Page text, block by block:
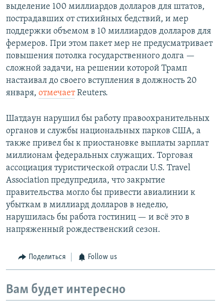
выделение 100 миллиардов долларов для штатов,
пострадавших от стихийных бедствий, и мер
поддержки объемом в 10 миллиардов долларов для
фермеров. При этом пакет мер не предусматривает
повышения потолка государственного долга —
сложной задачи, на решении которой Трамп
настаивал до своего вступления в должность 20
января, отмечаетReuters.
Шатдаун нарушил бы работу правоохранительных
органов и службы национальных парков США, а
также привел бы к приостановке выплаты зарплат
миллионам федеральных служащих. Торговая
ассоциация туристической отрасли U.S. Travel
Association предупредила, что закрытие
правительства могло бы привести авиалинии к
убыткам в миллиард долларов в неделю,
нарушилась бы работа гостиниц — и всё это в
напряженный рождественский сезон.
Поделиться Follow us
Вам будет интересно